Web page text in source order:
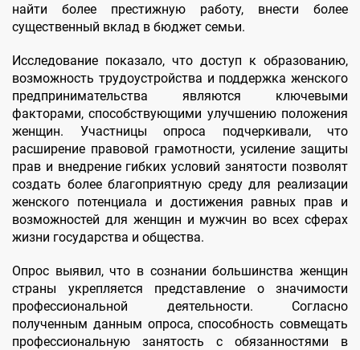
найти более престижную работу, внести более
существенный вклад в бюджет семьи.
Исследование показало, что доступ к образованию,
возможность трудоустройства и поддержка женского
предпринимательства являются ключевыми
факторами, способствующими улучшению положения
женщин. Участницы опроса подчеркивали, что
расширение правовой грамотности, усиление защиты
прав и внедрение гибких условий занятости позволят
создать более благоприятную среду для реализации
женского потенциала и достижения равных прав и
возможностей для женщин и мужчин во всех сферах
жизни государства и общества.
Опрос выявил, что в сознании большинства женщин
страны укрепляется представление о значимости
профессиональной деятельности. Согласно
полученным данным опроса, способность совмещать
профессиональную занятость с обязанностями в